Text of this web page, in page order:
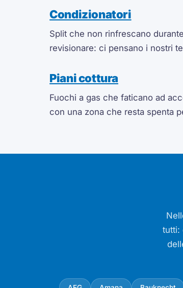
Condizionatori
Split che non rinfrescano
revisionare: ci pensano i nostri
Piani cottura
Fuochi a gas che faticano ad
con una zona che resta spenta
tutti: